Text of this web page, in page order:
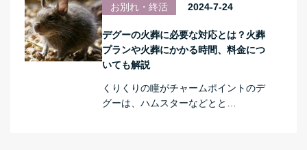
お別れ・終活 2024-7-24
デグーの火葬に必要な対応とは？火葬
プランや火葬にかかる時間、料金につ
いても解説
くりくりの瞳がチャームポイントのデ
グーは、ハムスターなどとと…